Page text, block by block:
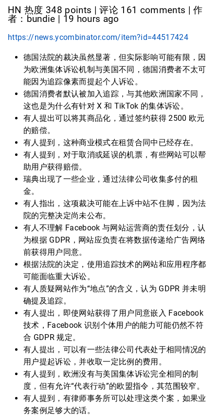
HN 热度 348 points | 评论 161 comments | 作
者：bundie | 19 hours ago
https://news.ycombinator.com/item?id=44517424
德国法院的裁决虽然显著，但实际影响可能有限，因
为欧洲集体诉讼机制与美国不同，德国消费者不太可
能因为追踪像素而提起个人诉讼。
德国消费者默认被加入追踪，与其他欧洲国家不同，
这也是为什么有针对 X 和 TikTok 的集体诉讼。
有人提出可以将其商品化，通过签约获得 2500 欧元
的赔偿。
有人提到，这种商业模式在租赁合同中已经存在。
有人提到，对于取消或延误的机票，有些网站可以帮
助用户获得赔偿。
瑞典出现了一些企业，通过法律公司收集多付的租
金。
有人指出，这项裁决可能在上诉中站不住脚，因为法
院的完整决定尚未公布。
有人不理解 Facebook 与网站运营商的责任划分，认
为根据 GDPR，网站应负责在将数据传递给广告网络
前获得用户同意。
根据法院的决定，使用追踪技术的网站和应用程序都
可能面临重大诉讼。
有人质疑网站作为“地点”的含义，认为 GDPR 并未明
确提及追踪。
有人提出，即使网站获得了用户同意嵌入 Facebook
技术，Facebook 识别个体用户的能力可能仍然不符
合 GDPR 规定。
有人提出，可以有一些法律公司代表处于相同情况的
用户提起诉讼，并收取一定比例的费用。
有人提到，欧洲没有与美国集体诉讼完全相同的制
度，但有允许“代表行动”的欧盟指令，其范围较窄。
有人提到，有律师事务所可以处理这类个案，如果业
务案例足够大的话。